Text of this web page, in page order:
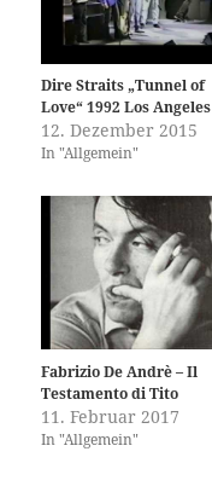
Dire Straits „Tunnel of
Love“ 1992 Los Angeles
12. Dezember 2015
In "Allgemein"
Fabrizio De Andrè – Il
Testamento di Tito
11. Februar 2017
In "Allgemein"